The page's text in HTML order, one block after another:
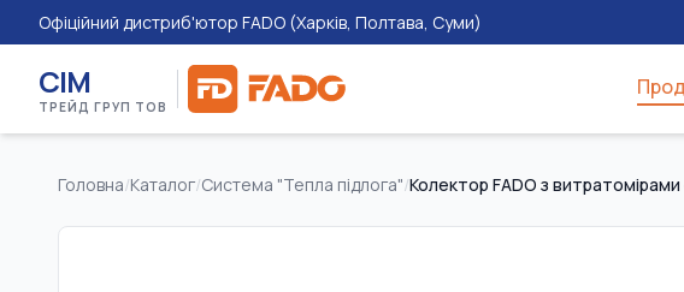
Офіційний дистриб'ютор FADO (Харків, Полтава, Суми)
СІМ
ТРЕЙД ГРУП ТОВ
Головна/Каталог/Система "Тепла підлога"/Колектор FADO з